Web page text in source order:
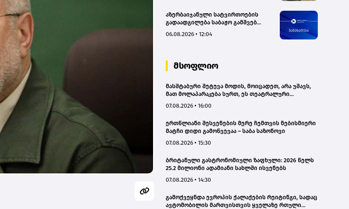
აზერბაიჯანული სატვირთოების
გადაადგილება საბაჟო გამშვებ
მიმდინარეობს- შემოსავლების
06.08.2026 • 12:04
მსოფლიო
მასშტაბური შეტევა მოდის, მოიცადეთ, არა უშავს,
მათ მოლაპარაკება სურთ, ეს თეატრალური
თავმჯდომარე
07.08.2026 • 16:00
ერთწლიანი შესვენების მერე ჩემთვის ნებისმიერი
მატჩი დიდი გამოწვევაა – საბა საზონოვი
07.08.2026 • 15:30
ბრიტანული გასტრონომიული ზაფხული: 2026 წელს
25.2 მილიონი ადამიანი სახლში ისვენებს
07.08.2026 • 14:30
გამოქვეყნდა ევროპის ქალაქების რეიტინგი, სადაც
ავტომობილის მართვისთვის ყველაზე რთული